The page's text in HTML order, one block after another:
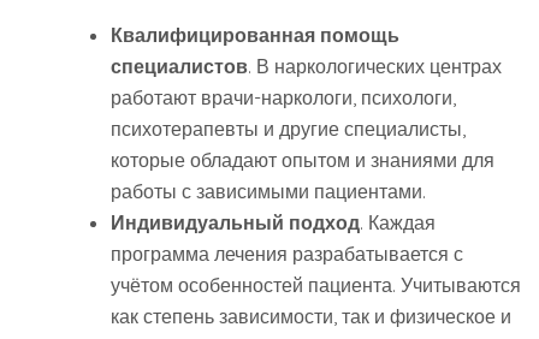
Квалифицированная помощь
специалистов. В наркологических центрах
работают врачи-наркологи, психологи,
психотерапевты и другие специалисты,
которые обладают опытом и знаниями для
работы с зависимыми пациентами.
Индивидуальный подход. Каждая
программа лечения разрабатывается с
учётом особенностей пациента. Учитываются
как степень зависимости, так и физическое и